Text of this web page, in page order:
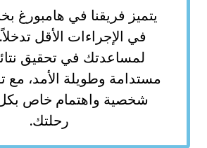
فريقنا في هامبورغ بخبرة واسعة
الإجراءات الأقل تدخلاً. نحن هنا
في تحقيق نتائج صحية
وطويلة الأمد، مع تقديم رعاية
واهتمام خاص بكل تفاصيل